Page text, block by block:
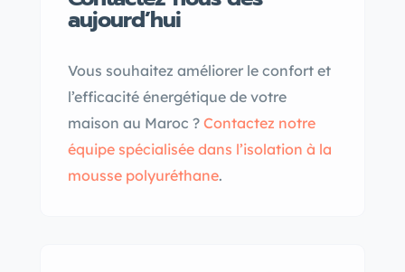
aujourd’hui
Vous souhaitez améliorer le confort et
l’efficacité énergétique de votre
maison au Maroc ? Contactez notre
équipe spécialisée dans l’isolation à la
mousse polyuréthane.